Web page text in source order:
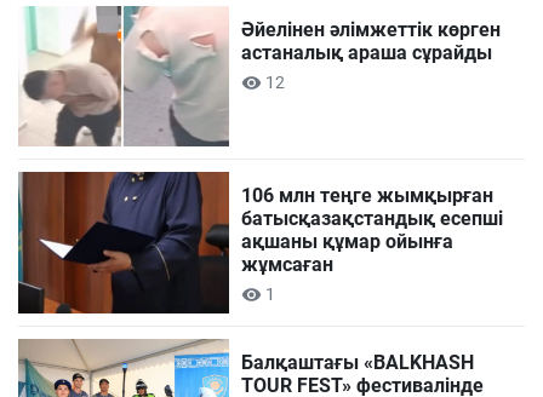
Әйелінен әлімжеттік көрген
астаналық араша сұрайды
12
106 млн теңге жымқырған
батысқазақстандық есепші
ақшаны құмар ойынға
жұмсаған
1
Балқаштағы «BALKHASH
TOUR FEST» фестивалінде